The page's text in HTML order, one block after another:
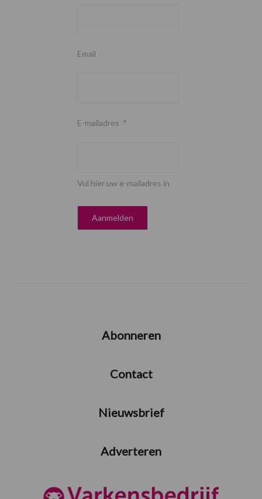
Email
E-mailadres *
Vul hier uw e-mailadres in
Abonneren
Contact
Nieuwsbrief
Adverteren